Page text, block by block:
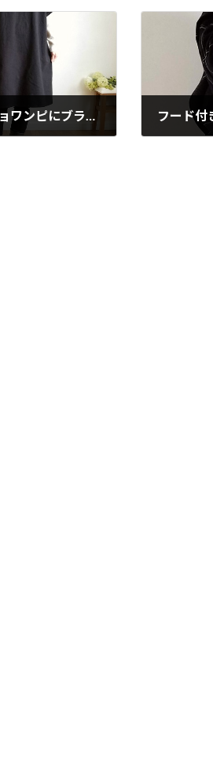
フランネルのポンチョワンピにブラックが登場。販売中です。